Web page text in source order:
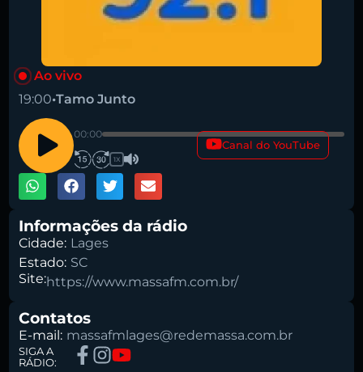
Ao vivo
19:00•Tamo Junto
00:00
1X
Canal do YouTube
Informações da rádio
Cidade: Lages
Estado: SC
Site:https://www.massafm.com.br/
Contatos
E-mail: massafmlages@redemassa.com.br
SIGA A
RÁDIO: